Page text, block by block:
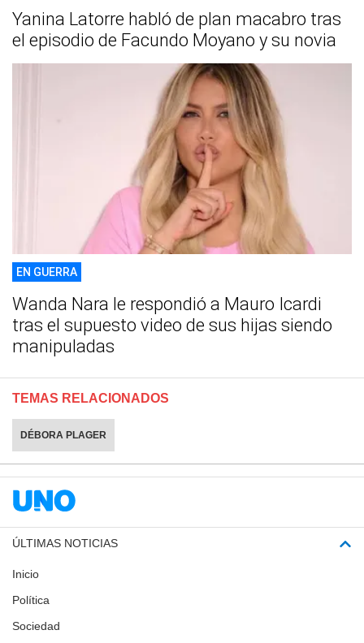
Yanina Latorre habló de plan macabro tras
el episodio de Facundo Moyano y su novia
EN GUERRA
Wanda Nara le respondió a Mauro Icardi
tras el supuesto video de sus hijas siendo
manipuladas
TEMAS RELACIONADOS
DÉBORA PLAGER
ÚLTIMAS NOTICIAS
Inicio
Política
Sociedad